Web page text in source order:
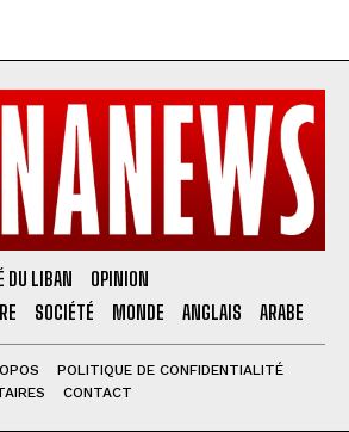
DU LIBAN
OPINION
SOCIÉTÉ MONDE ANGLAIS ARABE
POLITIQUE DE CONFIDENTIALITÉ
CONTACT